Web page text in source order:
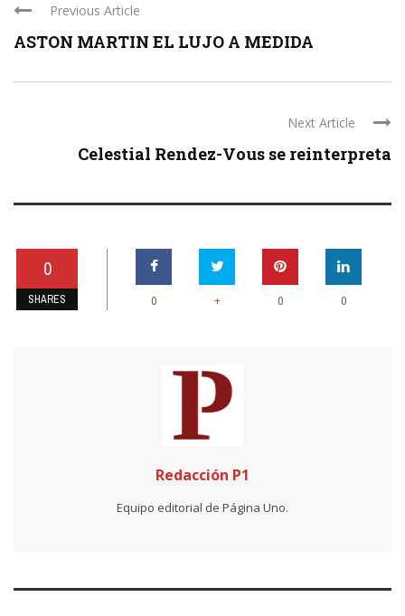
Previous Article
ASTON MARTIN EL LUJO A MEDIDA
Next Article
Celestial Rendez-Vous se reinterpreta
0
SHARES 0 + 0 0
Redacción P1
Equipo editorial de Página Uno.